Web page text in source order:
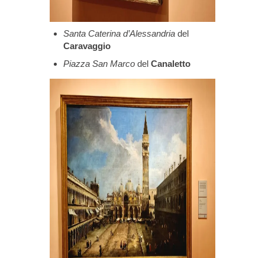
Santa Caterina d’Alessandriadel
Caravaggio
Piazza San Marco del Canaletto